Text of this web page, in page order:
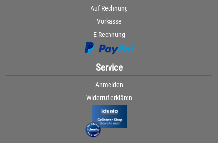
Auf Rechnung
Vorkasse
E-Rechnung
Service
Anmelden
Widerruf erklären